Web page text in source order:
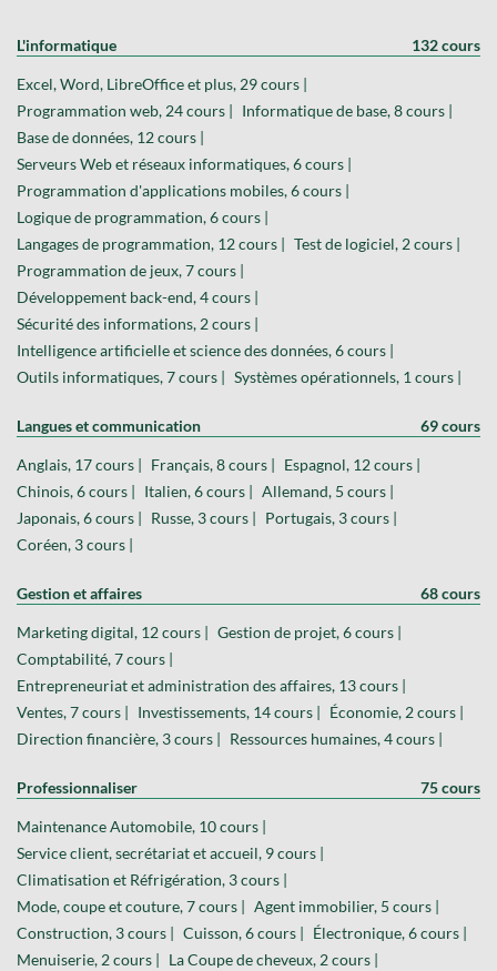
L'informatique 132 cours
Excel, Word, LibreOffice et plus, 29 cours |
Programmation web, 24 cours | Informatique de base, 8 cours |
Base de données, 12 cours |
Serveurs Web et réseaux informatiques, 6 cours |
Programmation d'applications mobiles, 6 cours |
Logique de programmation, 6 cours |
Langages de programmation, 12 cours | Test de logiciel, 2 cours |
Programmation de jeux, 7 cours |
Développement back-end, 4 cours |
Sécurité des informations, 2 cours |
Intelligence artificielle et science des données, 6 cours |
Outils informatiques, 7 cours | Systèmes opérationnels, 1 cours |
Langues et communication 69 cours
Anglais, 17 cours | Français, 8 cours | Espagnol, 12 cours |
Chinois, 6 cours | Italien, 6 cours | Allemand, 5 cours |
Japonais, 6 cours | Russe, 3 cours | Portugais, 3 cours |
Coréen, 3 cours |
Gestion et affaires 68 cours
Marketing digital, 12 cours | Gestion de projet, 6 cours |
Comptabilité, 7 cours |
Entrepreneuriat et administration des affaires, 13 cours |
Ventes, 7 cours | Investissements, 14 cours | Économie, 2 cours |
Direction financière, 3 cours | Ressources humaines, 4 cours |
Professionnaliser 75 cours
Maintenance Automobile, 10 cours |
Service client, secrétariat et accueil, 9 cours |
Climatisation et Réfrigération, 3 cours |
Mode, coupe et couture, 7 cours | Agent immobilier, 5 cours |
Construction, 3 cours | Cuisson, 6 cours | Électronique, 6 cours |
Menuiserie, 2 cours | La Coupe de cheveux, 2 cours |